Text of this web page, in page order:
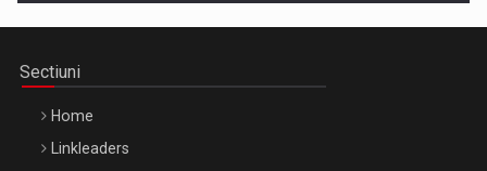
Sectiuni
Home
Linkleaders